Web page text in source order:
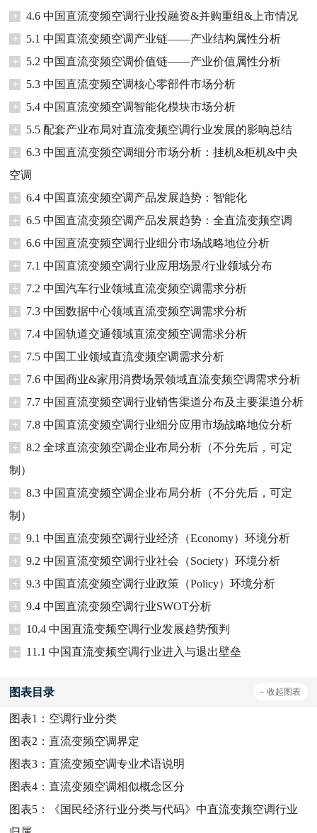
+
4.6 中国直流变频空调行业投融资&并购重组&上市情况
+
5.1 中国直流变频空调产业链——产业结构属性分析
+
5.2 中国直流变频空调价值链——产业价值属性分析
+
5.3 中国直流变频空调核心零部件市场分析
+
5.4 中国直流变频空调智能化模块市场分析
+
5.5 配套产业布局对直流变频空调行业发展的影响总结
+
6.3 中国直流变频空调细分市场分析：挂机&柜机&中央
空调
+
6.4 中国直流变频空调产品发展趋势：智能化
+
6.5 中国直流变频空调产品发展趋势：全直流变频空调
+
6.6 中国直流变频空调行业细分市场战略地位分析
+
7.1 中国直流变频空调行业应用场景/行业领域分布
+
7.2 中国汽车行业领域直流变频空调需求分析
+
7.3 中国数据中心领域直流变频空调需求分析
+
7.4 中国轨道交通领域直流变频空调需求分析
+
7.5 中国工业领域直流变频空调需求分析
+
7.6 中国商业&家用消费场景领域直流变频空调需求分析
+
7.7 中国直流变频空调行业销售渠道分布及主要渠道分析
+
7.8 中国直流变频空调行业细分应用市场战略地位分析
+
8.2 全球直流变频空调企业布局分析（不分先后，可定
制）
+
8.3 中国直流变频空调企业布局分析（不分先后，可定
制）
+
9.1 中国直流变频空调行业经济（Economy）环境分析
+
9.2 中国直流变频空调行业社会（Society）环境分析
+
9.3 中国直流变频空调行业政策（Policy）环境分析
+
9.4 中国直流变频空调行业SWOT分析
+
10.4 中国直流变频空调行业发展趋势预判
+
11.1 中国直流变频空调行业进入与退出壁垒
图表目录 - 收起图表
图表1： 空调行业分类
图表2：直流变频空调界定
图表3：直流变频空调专业术语说明
图表4：直流变频空调相似概念区分
图表5：
《国民经济行业分类与代码》中直流变频空调行业